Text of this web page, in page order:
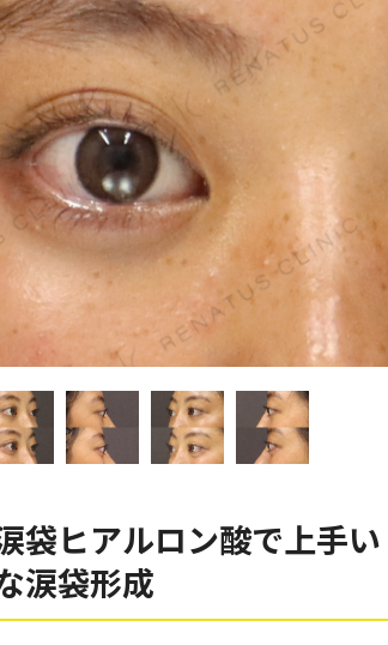
リジュラン
ゴウリ
糸リフト
目の下のクマ取り
その他
Gender
性別から探す
男性
Age
年代から探す
袋ヒアルロン酸で上手
涙袋形成